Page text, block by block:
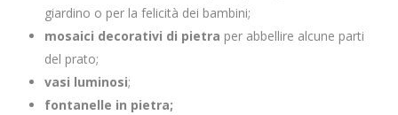
giardino o per la felicità dei bambini;
mosaici decorativi di pietra per abbellire alcune parti
del prato;
vasi luminosi;
fontanelle in pietra;